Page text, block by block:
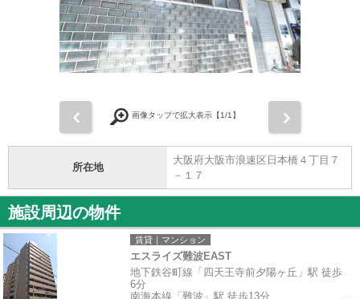
画像タップで拡大表示【1/1】
所在地
大阪府大阪市浪速区日本橋４丁目７
－１７
施設周辺の物件
賃貸｜マンション
エスライズ難波EAST
地下鉄谷町線「四天王寺前夕陽ヶ丘」駅 徒歩
6分
南海本線「難波」駅 徒歩13分